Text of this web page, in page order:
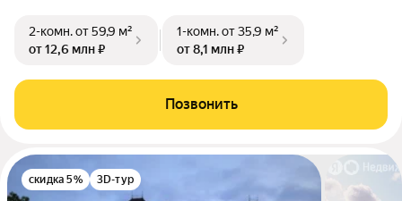
2-комн.от 59,9 м²
от 12,6 млн ₽
1-комн.от 35,9 м²
от 8,1 млн ₽
Позвонить
скидка 5% 3D-тур